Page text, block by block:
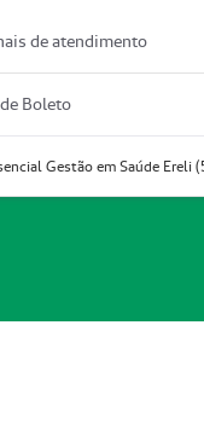
de atendimento
Boleto